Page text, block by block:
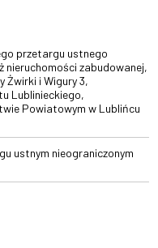
przetargu ustnego
nieruchomości zabudowanej,
Żwirki i Wigury 3,
Lublinieckiego,
Powiatowym w Lublińcu
ustnym nieograniczonym